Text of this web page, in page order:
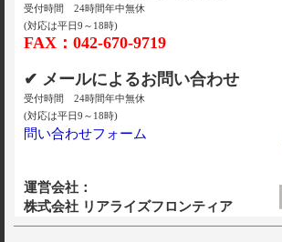
受付時間 24時間年中無休
(対応は平日9～18時)
FAX：042-670-9719
✔ メールによるお問い合わせ
受付時間 24時間年中無休
(対応は平日9～18時)
問い合わせフォーム
運営会社：
株式会社 リアライズフロンティア